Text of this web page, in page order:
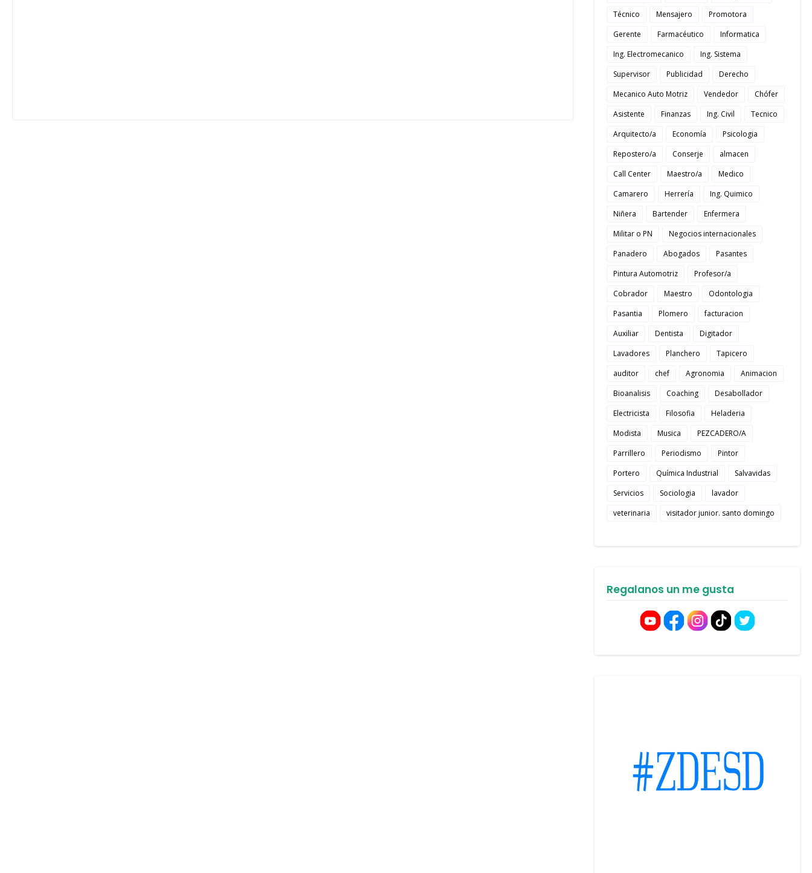
Técnico
Mensajero
Promotora
Gerente
Farmacéutico
Informatica
Ing. Electromecanico
Ing. Sistema
Supervisor
Publicidad
Derecho
Mecanico Auto Motriz
Vendedor
Chófer
Asistente
Finanzas Ing. Civil
Tecnico
Arquitecto/a
Economía
Psicologia
Repostero/a
Conserje
almacen
Call Center
Maestro/a
Medico
Camarero
Herrería
Ing. Quimico
Niñera
Bartender
Enfermera
Militar o PN
Negocios internacionales
Panadero
Abogados
Pasantes
Pintura Automotriz
Profesor/a
Cobrador
Maestro
Odontologia
Pasantia
Plomero
facturacion
Auxiliar
Dentista
Digitador
Lavadores
Planchero
Tapicero
auditor
chef Agronomia
Animacion
Bioanalisis
Coaching
Desabollador
Electricista
Filosofia
Heladeria
Modista
Musica
PEZCADERO/A
Parrillero
Periodismo
Pintor
Portero
Química Industrial
Salvavidas
Servicios
Sociologia
lavador
veterinaria
visitador junior. santo domingo
Regalanos un me gusta